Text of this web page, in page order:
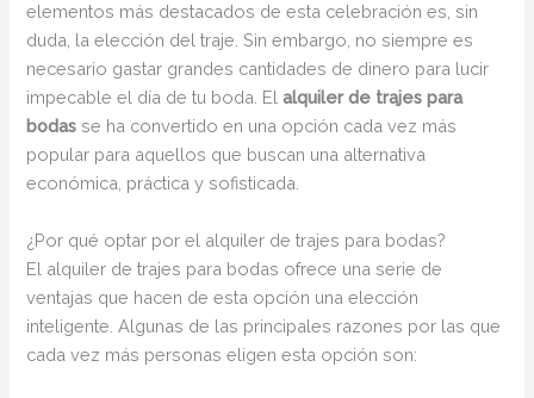
elementos más destacados de esta celebración es, sin
duda, la elección del traje. Sin embargo, no siempre es
necesario gastar grandes cantidades de dinero para lucir
impecable el día de tu boda. Elalquiler de trajes para
bodas se ha convertido en una opción cada vez más
popular para aquellos que buscan una alternativa
económica, práctica y sofisticada.
¿Por qué optar por el alquiler de trajes para bodas?
El alquiler de trajes para bodas ofrece una serie de
ventajas que hacen de esta opción una elección
inteligente. Algunas de las principales razones por las que
cada vez más personas eligen esta opción son: